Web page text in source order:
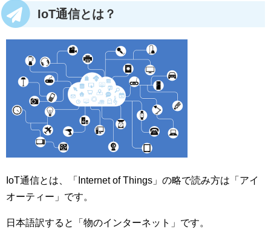
IoT通信とは？
IoT通信とは、「Internet of Things」の略で読み方は「アイ
オーティー」です。
日本語訳すると「物のインターネット」です。